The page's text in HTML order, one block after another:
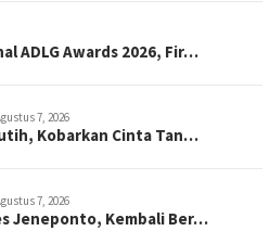
ADLG Awards 2026, Fir…
7, 2026
Kobarkan Cinta Tan…
7, 2026
Jeneponto, Kembali Ber…